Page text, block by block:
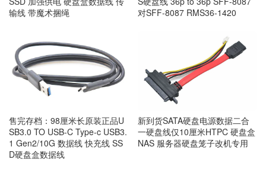
输线 带魔术捆绳
对SFF-8087 RMS36-1420
售完存档：98厘米长原装正品U
SB3.0 TO USB-C Type-c USB3.
1 Gen2/10G 数据线 快充线 SS
D硬盘盒数据线
新到货SATA硬盘电源数据二合
一硬盘线仅10厘米HTPC 硬盘盒
NAS 服务器硬盘笼子改机专用